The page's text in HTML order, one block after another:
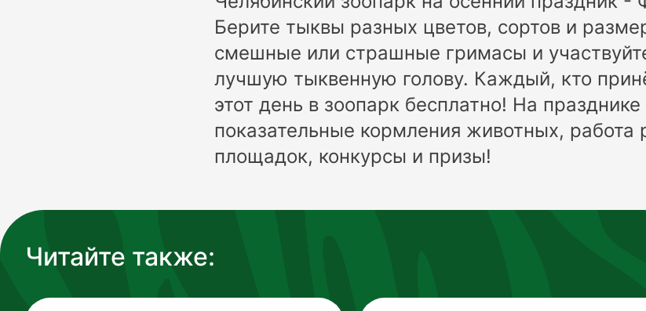
Берите тыквы разных цветов, сортов и
смешные или страшные гримасы и
лучшую тыквенную голову. Каждый, кто
этот день в зоопарк бесплатно! На
показательные кормления животных, работа
площадок, конкурсы и призы!
Читайте также: